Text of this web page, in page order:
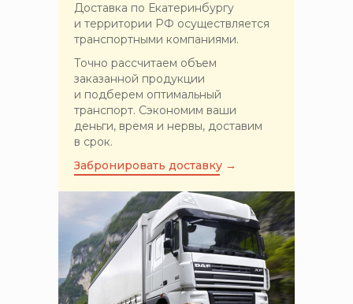
Доставка по Екатеринбургу
и территории РФ осуществляется
транспортными компаниями.
Точно рассчитаем объем
заказанной продукции
и подберем оптимальный
транспорт. Сэкономим ваши
деньги, время и нервы, доставим
в срок.
Забронировать доставку →